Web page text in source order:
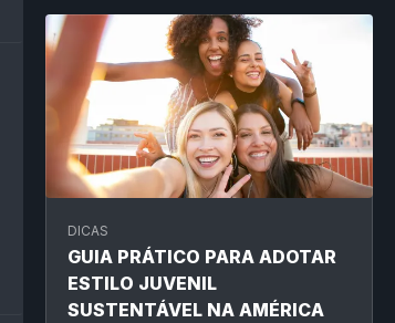
DICAS
GUIA PRÁTICO PARA ADOTAR
ESTILO JUVENIL
SUSTENTÁVEL NA AMÉRICA